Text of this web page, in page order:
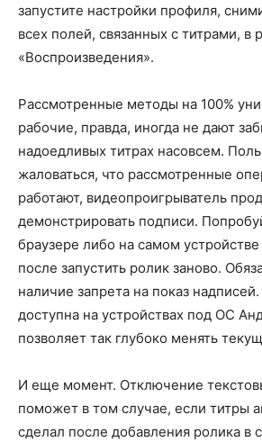
запустите настройки профиля,
всех полей, связанных с титрами, в
«Воспроизведения».
Рассмотренные методы на 100%
рабочие, правда, иногда не дают
надоедливых титрах насовсем.
жаловаться, что рассмотренные
работают, видеопроигрыватель
демонстрировать подписи.
браузере либо на самом
после запустить ролик заново.
наличие запрета на показ
доступна на устройствах под ОС
позволяет так глубоко менять
И еще момент. Отключение
поможет в том случае, если титры
сделал после добавления ролика в